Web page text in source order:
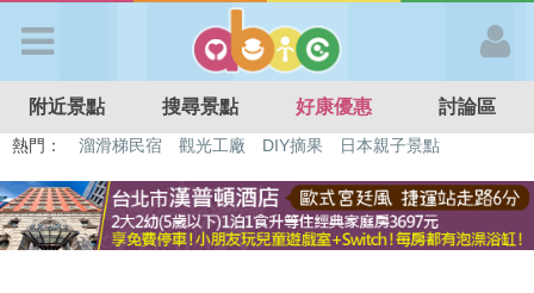
APP登入
首 頁
附近景點 搜尋景點 好康優惠 討論區
熱門： 特色遊戲場 親子住房優惠 台北親子餐廳
溫泉泡湯SPA